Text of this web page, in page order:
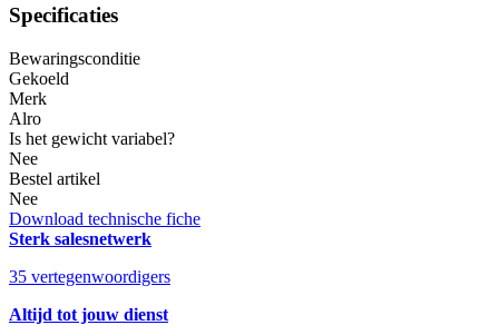
Specificaties
Bewaringsconditie
Gekoeld
Merk
Alro
Is het gewicht variabel?
Nee
Bestel artikel
Nee
Download technische fiche
Sterk salesnetwerk
35 vertegenwoordigers
Altijd tot jouw dienst